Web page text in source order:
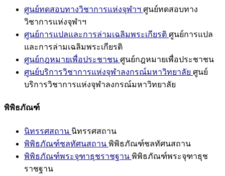
ศูนย์ทดสอบทางวิชาการแห่งจุฬาฯ ศูนย์ทดสอบทาง
วิชาการแห่งจุฬาฯ
ศูนย์การแปลและการล่ามเฉลิมพระเกียรติ ศูนย์การแปล
และการล่ามเฉลิมพระเกียรติ
ศูนย์กฎหมายเพื่อประชาชน ศูนย์กฎหมายเพื่อประชาชน
ศูนย์บริการวิชาการแห่งจุฬาลงกรณ์มหาวิทยาลัย ศูนย์
บริการวิชาการแห่งจุฬาลงกรณ์มหาวิทยาลัย
พิพิธภัณฑ์
นิทรรศสถาน นิทรรศสถาน
พิพิธภัณฑ์ชลทัศนสถาน พิพิธภัณฑ์ชลทัศนสถาน
พิพิธภัณฑ์พระจุฑาธุชราชฐาน พิพิธภัณฑ์พระจุฑาธุช
ราชฐาน